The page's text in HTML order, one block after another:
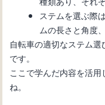
ステムを選ぶ際
ムの長さと角度
自転車の適切なステム
です。
ここで学んだ内容を活
ね。